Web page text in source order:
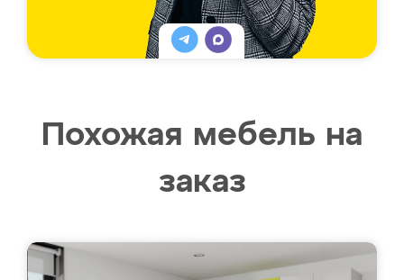
Похожая мебель на
заказ